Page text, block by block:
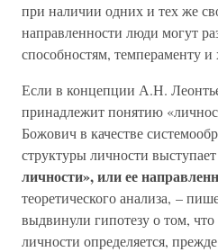
при наличии одних и тех же
направленности люди могут
способностям, темпераменту и
Если в концепции А.Н.
принадлежит понятию
Божович в качестве
структуры личности выступает
личности», или ее
теоретического анализа, –
выдвинули гипотезу о том, что
личности определяется,